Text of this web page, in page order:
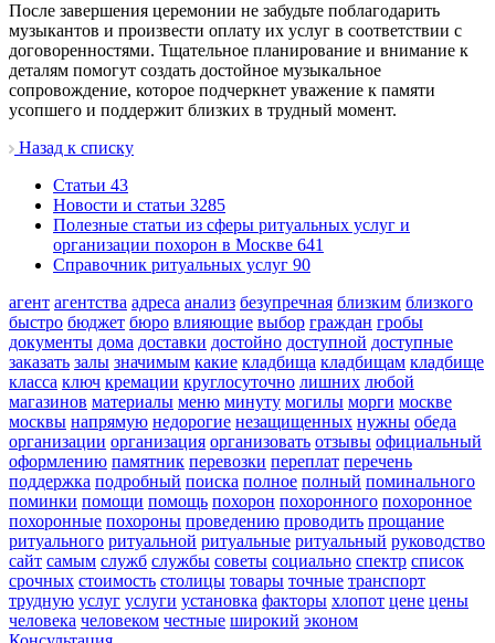
После завершения церемонии не забудьте поблагодарить
музыкантов и произвести оплату их услуг в соответствии с
договоренностями. Тщательное планирование и внимание к
деталям помогут создать достойное музыкальное
сопровождение, которое подчеркнет уважение к памяти
усопшего и поддержит близких в трудный момент.
Назад к списку
Cтатьи 43
Новости и статьи 3285
Полезные статьи из сферы ритуальных услуг и
организации похорон в Москве 641
Справочник ритуальных услуг 90
агент агентства адреса анализ безупречная близким близкого
быстро бюджет бюро влияющие выбор граждан гробы
документы дома доставки достойно доступной доступные
заказать залы значимым какие кладбища кладбищам кладбище
класса ключ кремации круглосуточно лишних любой
магазинов материалы меню минуту могилы морги москве
москвы напрямую недорогие незащищенных нужны обеда
организации организация организовать отзывы официальный
оформлению памятник перевозки переплат перечень
поддержка подробный поиска полное полный поминального
поминки помощи помощь похорон похоронного похоронное
похоронные похороны проведению проводить прощание
ритуального ритуальной ритуальные ритуальный руководство
сайт самым служб службы советы социально спектр список
срочных стоимость столицы товары точные транспорт
трудную услуг услуги установка факторы хлопот цене цены
человека человеком честные широкий эконом